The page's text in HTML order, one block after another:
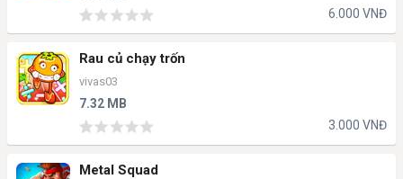
6.000 VNĐ
Rau củ chạy trốn
vivas03
7.32 MB
3.000 VNĐ
Metal Squad